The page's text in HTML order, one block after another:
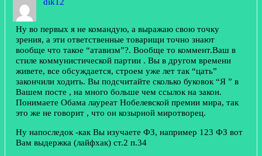
Ну во первых я не командую, а выражаю свою точку
зрения, а эти ответственные товарищи точно знают
вообще что такое “атавизм”?. Вообще то коммент.Ваш в
стиле коммунистической партии . Вы в другом времени
живете, все обсуждается, строем уже лет так “цать”
закончили ходить. Вы подсчитайте сколько буковок “Я ” в
Вашем посте , на много больше чем ссылок на закон.
Понимаете Обама лауреат Нобелевской премии мира, так
это же не говорит , что он козырной миротворец.
Ну напоследок -как Вы изучаете ФЗ, например 123 ФЗ вот
Вам выдержка (лайфхак) ст.2 п.34